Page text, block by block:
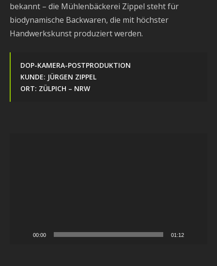
bekannt – die Mühlenbäckerei Zippel steht für
biodynamische Backwaren, die mit höchster
Handwerkskunst produziert werden.
DOP-KAMERA-POSTPRODUKTION
KUNDE: JÜRGEN ZIPPEL
ORT: ZÜLPICH – NRW
00:00 01:12